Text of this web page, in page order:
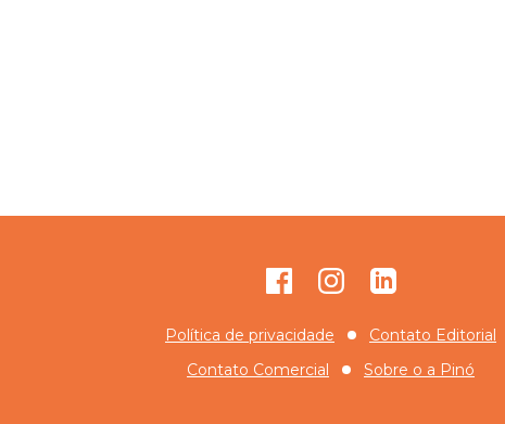
FacebookInstagramGitHub
Política de privacidade
Contato Editorial
Contato Comercial
Sobre o a Pinó